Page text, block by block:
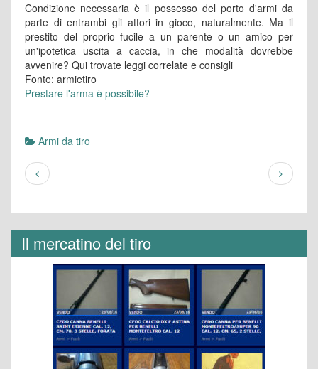
Condizione necessaria è il possesso del porto d'armi da
parte di entrambi gli attori in gioco, naturalmente. Ma il
prestito del proprio fucile a un parente o un amico per
un'ipotetica uscita a caccia, in che modalità dovrebbe
avvenire? Qui trovate leggi correlate e consigli
Fonte: armietiro
Prestare l'arma è possibile?
Armi da tiro
Il mercatino del tiro